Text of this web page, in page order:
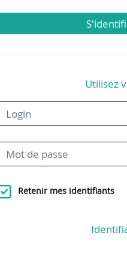
Utilisez
Retenir mes identifiants